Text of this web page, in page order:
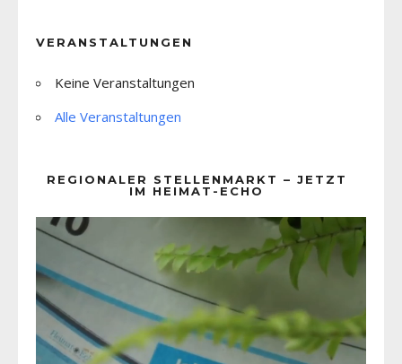
VERANSTALTUNGEN
Keine Veranstaltungen
Alle Veranstaltungen
REGIONALER STELLENMARKT – JETZT
IM HEIMAT-ECHO
Player